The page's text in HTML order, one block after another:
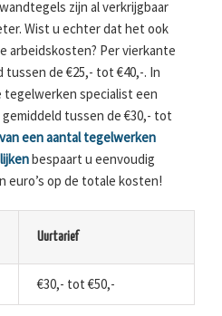
zijn al verkrijgbaar
Wist u echter dat het ook
arbeidskosten? Per vierkante
de €25,- tot €40,-. In
tegelwerken specialist een
tussen de €30,- tot
een aantal tegelwerken
bespaart u eenvoudig
op de totale kosten!
Uurtarief
€30,- tot €50,-